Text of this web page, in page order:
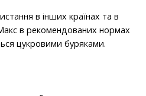
в інших країнах та в
в рекомендованих нормах
цукровими буряками.